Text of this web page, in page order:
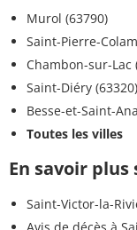
Murol (63790)
Saint-Pierre-
Chambon-sur-Lac
Saint-Diéry (63320)
Besse-et-Saint-
Toutes les villes
En savoir
Saint-Victor-la-